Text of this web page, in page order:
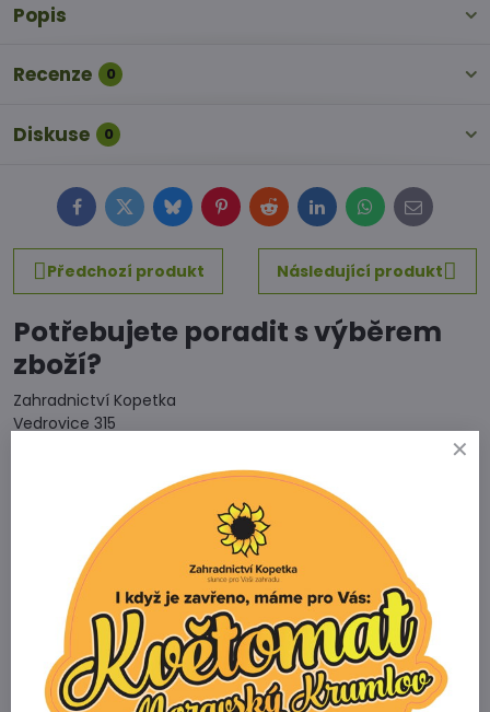
Popis
Recenze 0
Diskuse 0
FacebookTwitterBlueskyPinterestRedditLinkedInWhatsApp
E-
mail
Předchozí produkt
Následující produkt
Potřebujete poradit s výběrem
zboží?
Zahradnictví Kopetka
Vedrovice 315
Telefon
+420 731 103 985
Prodejna
+420 607 042 662
Email
info@zahradnictvikopetka.cz